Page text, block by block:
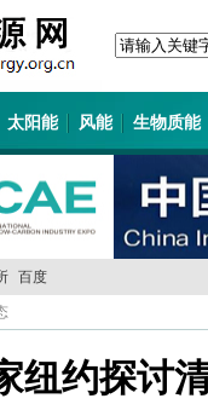
太阳能 风能 生物质能
百度
纽约探讨